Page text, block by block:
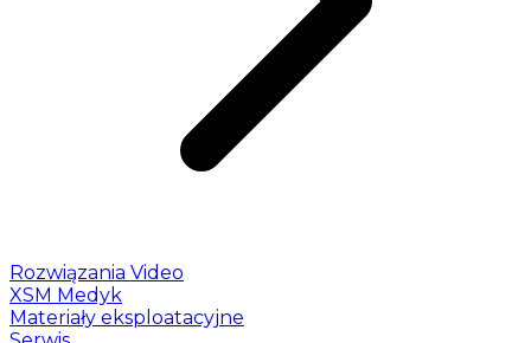
Rozwiązania Video
XSM Medyk
Materiały eksploatacyjne